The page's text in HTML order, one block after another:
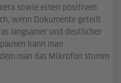
sowie einen positiven
wenn Dokumente geteilt
langsamer und deutlicher
kann man
man das Mikrofon stumm